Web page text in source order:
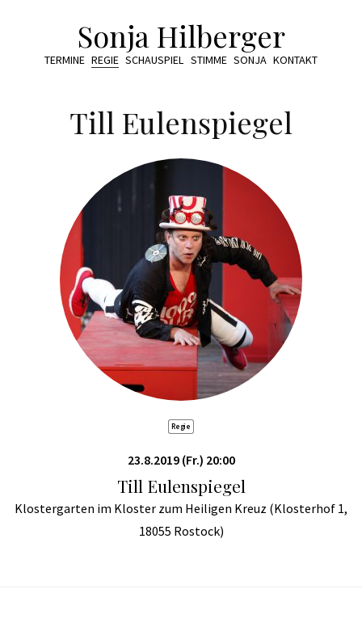
Sonja Hilberger
TERMINE REGIE SCHAUSPIEL STIMME SONJA KONTAKT
Till Eulenspiegel
Regie
23.8.2019 (Fr.) 20:00
Till Eulenspiegel
Klostergarten im Kloster zum Heiligen Kreuz (Klosterhof 1,
18055 Rostock)